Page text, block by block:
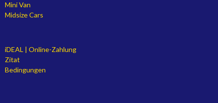
Mini Van
Midsize Cars
iDEAL | Online-Zahlung
Zitat
Bedingungen